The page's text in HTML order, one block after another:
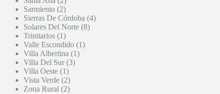
Sarmiento (2)
Sierras De Córdoba (4)
Solares Del Norte (8)
Trinitarios (1)
Valle Escondido (1)
Villa Albertina (1)
Villa Del Sur (3)
Villa Oeste (1)
Vista Verde (2)
Zona Rural (2)